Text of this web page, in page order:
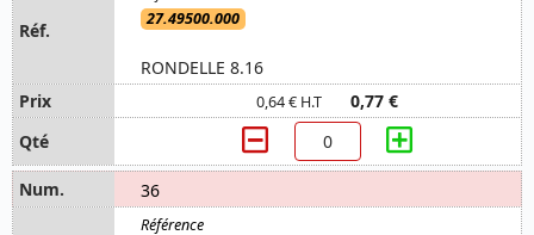
27.49500.000
RONDELLE 8.16
0,64 € H.T 0,77 €
36